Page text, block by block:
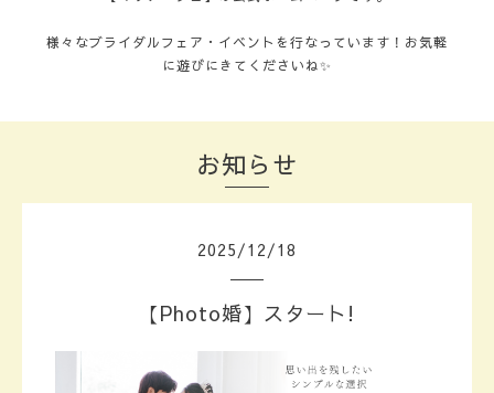
様々なブライダルフェア・イベントを行なっています！お気軽
に遊びにきてくださいね✨
お知らせ
2025/12/18
【Photo婚】スタート!